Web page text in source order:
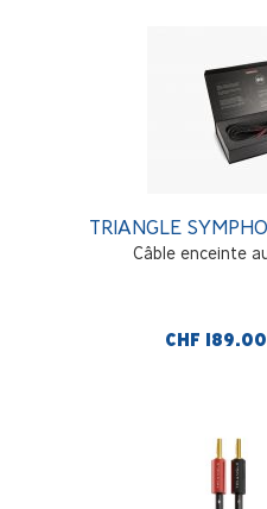
TRIANGLE
Câble enceinte
CHF 189.00